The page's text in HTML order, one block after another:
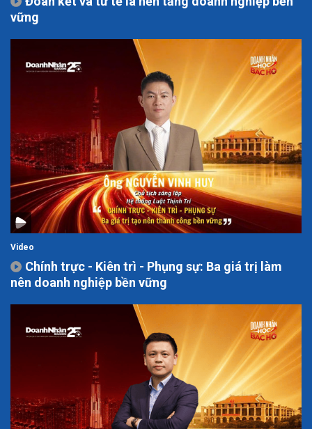
vững
Video
Chính trực - Kiên trì - Phụng sự: Ba giá trị làm
nên doanh nghiệp bền vững